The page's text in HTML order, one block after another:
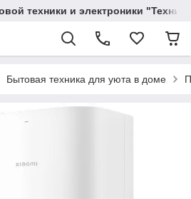
техники и электроники
Бытовая техника для уюта в доме